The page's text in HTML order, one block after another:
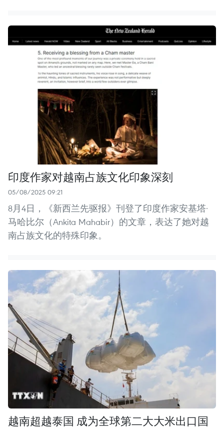
印度作家对越南占族文化印象深刻
05/08/2025 09:21
8月4日，《新西兰先驱报》刊登了印度作家安基塔·
马哈比尔（Ankita Mahabir）的文章，表达了她对越
南占族文化的特殊印象。
越南超越泰国 成为全球第二大大米出口国